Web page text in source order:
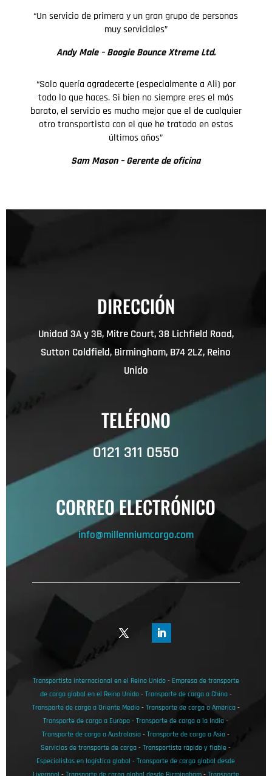
“Un servicio de primera y un gran grupo de personas
muy serviciales”
Andy Male –Boogie Bounce Xtreme Ltd.
“Solo quería agradecerte (especialmente a Ali) por
todo lo que haces. Si bien no siempre eres el más
barato, el servicio es mucho mejor que el de cualquier
otro transportista con el que he tratado en estos
últimos años”
Sam Mason – Gerente de oficina
DIRECCIÓN
Unidad 3A y 3B, Mitre Court, 38 Lichfield Road,
Sutton Coldfield, Birmingham, B74 2LZ, Reino
Unido
TELÉFONO
0121 311 0550
CORREO ELECTRÓNICO
info@millenniumcargo.com
Transportista internacional en el Reino Unido- Empresa de transporte
de carga global en el Reino Unido- Transporte de carga a China-
Transporte de carga a Oriente Medio- Transporte de carga a América-
Transporte de carga a Europa -Transporte de carga a la India -
Transporte de carga a Australasia -Transporte de carga a Asia -
Servicios de transporte de carga -Transportista rápido y fiable -
Especialistas en logística global -Transporte de carga global desde